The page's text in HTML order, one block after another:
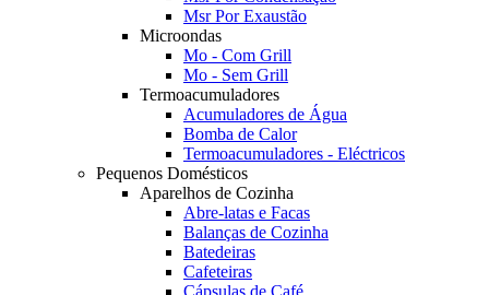
Msr Por Exaustão
Microondas
Mo - Com Grill
Mo - Sem Grill
Termoacumuladores
Acumuladores de Água
Bomba de Calor
Termoacumuladores - Eléctricos
Pequenos Domésticos
Aparelhos de Cozinha
Abre-latas e Facas
Balanças de Cozinha
Batedeiras
Cafeteiras
Cápsulas de Café